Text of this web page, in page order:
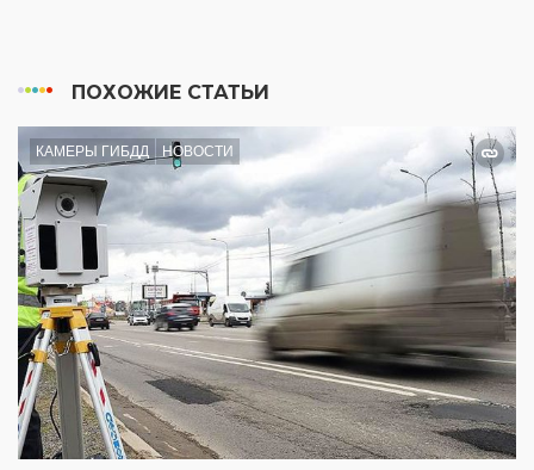
ПОХОЖИЕ СТАТЬИ
КАМЕРЫ ГИБДД НОВОСТИ